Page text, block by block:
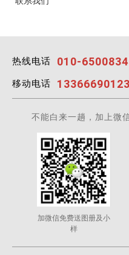
热线电话 010-
移动电话 13366690123
不能白来一趟，加上微
加微信免费送图册及小
样